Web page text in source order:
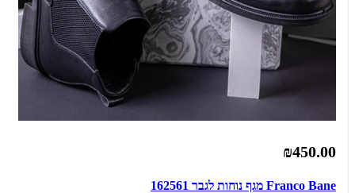
₪450.00
Franco Bane מגף נוחות לגבר 162561